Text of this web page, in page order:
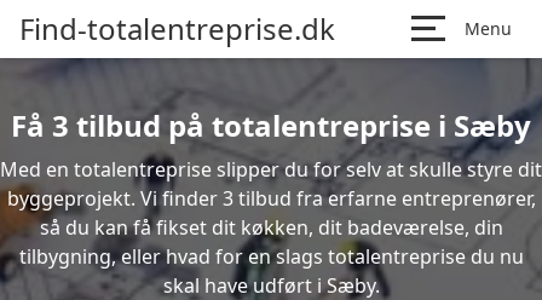
Find-totalentreprise.dk Menu
Få 3 tilbud på totalentreprise i Sæby
Med en totalentreprise slipper du for selv at skulle styre dit
byggeprojekt. Vi finder 3 tilbud fra erfarne entreprenører,
så du kan få fikset dit køkken, dit badeværelse, din
tilbygning, eller hvad for en slags totalentreprise du nu
skal have udført i Sæby.